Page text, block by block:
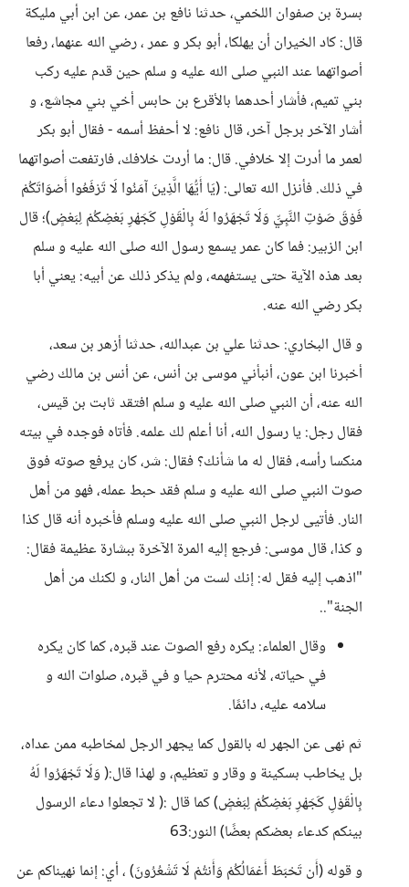
بسرة بن صفوان اللخمي، حدثنا نافع بن عمر، عن ابن أبي مليكة
قال: كاد الخيران أن يهلكا، أبو بكر و عمر ، رضي الله عنهما، رفعا
أصواتهما عند النبي صلى الله عليه و سلم حين قدم عليه ركب
بني تميم، فأشار أحدهما بالأقرع بن حابس أخي بني مجاشع، و
أشار الآخر برجل آخر، قال نافع: لا أحفظ أسمه - فقال أبو بكر
لعمر ما أدرت إلا خلافي. قال: ما أردت خلافك، فارتفعت أصواتهما
في ذلك. فأنزل الله تعالى: (يَا أَيُّهَا الَّذِينَ آمَنُوا لَا تَرْفَعُوا أَصْوَاتَكُمْ
فَوْقَ صَوْتِ النَّبِيِّ وَلَا تَجْهَرُوا لَهُ بِالْقَوْلِ كَجَهْرِ بَعْضِكُمْ لِبَعْضٍ)؛ قال
ابن الزبير: فما كان عمر يسمع رسول الله صلى الله عليه و سلم
بعد هذه الآية حتى يستفهمه، ولم يذكر ذلك عن أبيه: يعني أبا
بكر رضي الله عنه.
و قال البخاري: حدثنا علي بن عبدالله، حدثنا أزهر بن سعد،
أخبرنا ابن عون، أنبأني موسى بن أنس، عن أنس بن مالك رضي
الله عنه، أن النبي صلى الله عليه و سلم افتقد ثابت بن قيس،
فقال رجل: يا رسول الله، أنا أعلم لك علمه. فأتاه فوجده في بيته
منكسا رأسه، فقال له ما شأنك؟ فقال: شر، كان يرفع صوته فوق
صوت النبي صلى الله عليه و سلم فقد حبط عمله، فهو من أهل
النار. فأتيى لرجل النبي صلى الله عليه وسلم فأخبره أنه قال كذا
و كذا، قال موسى: فرجع إليه المرة الآخرة ببشارة عظيمة فقال:
"اذهب إليه فقل له: إنك لست من أهل النار، و لكنك من أهل
الجنة"..
وقال العلماء: يكره رفع الصوت عند قبره، كما كان يكره
في حياته، لأنه محترم حيا و في قبره، صلوات الله و
سلامه عليه، دائمًا.
ثم نهى عن الجهر له بالقول كما يجهر الرجل لمخاطبه ممن عداه،
بل يخاطب بسكينة و وقار و تعظيم، و لهذا قال:( وَلَا تَجْهَرُوا لَهُ
بِالْقَوْلِ كَجَهْرِ بَعْضِكُمْ لِبَعْضٍ) كما قال :( لا تجعلوا دعاء الرسول
بينكم كدعاء بعضكم بعضًا) النور:63
و قوله (أَن تَحْبَطَ أَعْمَالُكُمْ وَأَنتُمْ لَا تَشْعُرُونَ) ، أي: إنما نهيناكم عن